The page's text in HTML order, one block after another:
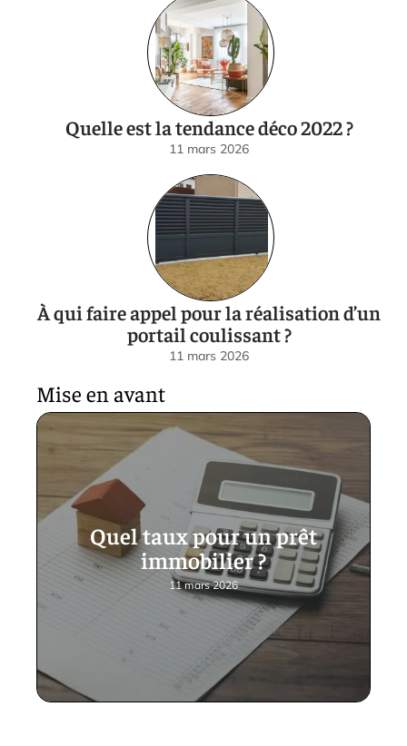
Quelle est la tendance déco 2022 ?
11 mars 2026
À qui faire appel pour la réalisation d’un
portail coulissant ?
11 mars 2026
Mise en avant
Quel taux pour un prêt
immobilier ?
11 mars 2026